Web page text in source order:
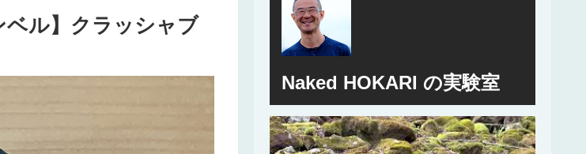
ル】クラッシャブ
Naked HOKARI の実験室